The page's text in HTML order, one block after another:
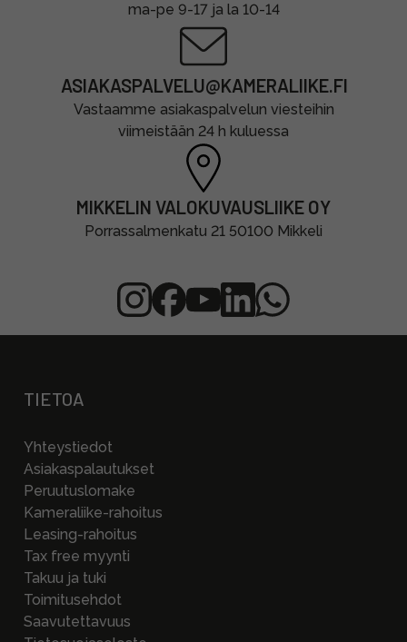
ma-pe 9-17 ja la 10-14
ASIAKASPALVELU@KAMERALIIKE.FI
Vastaamme asiakaspalvelun viesteihin
viimeistään 24 h kuluessa
MIKKELIN VALOKUVAUSLIIKE OY
Porrassalmenkatu 21 50100 Mikkeli
TIETOA
Yhteystiedot
Asiakaspalautukset
Peruutuslomake
Kameraliike-rahoitus
Leasing-rahoitus
Tax free myynti
Takuu ja tuki
Toimitusehdot
Saavutettavuus